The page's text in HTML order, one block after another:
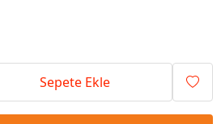
Sepete Ekle